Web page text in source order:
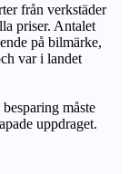
från verkstäder
priser. Antalet
på bilmärke,
var i landet
måste
uppdraget.